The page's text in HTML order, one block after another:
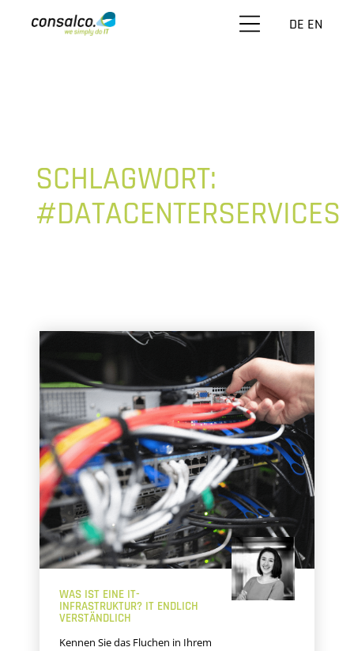
DE EN
SCHLAGWORT:
#DATACENTERSERVICES
WAS IST EINE IT-
INFRASTRUKTUR? IT ENDLICH
VERSTÄNDLICH
Kennen Sie das Fluchen in Ihrem